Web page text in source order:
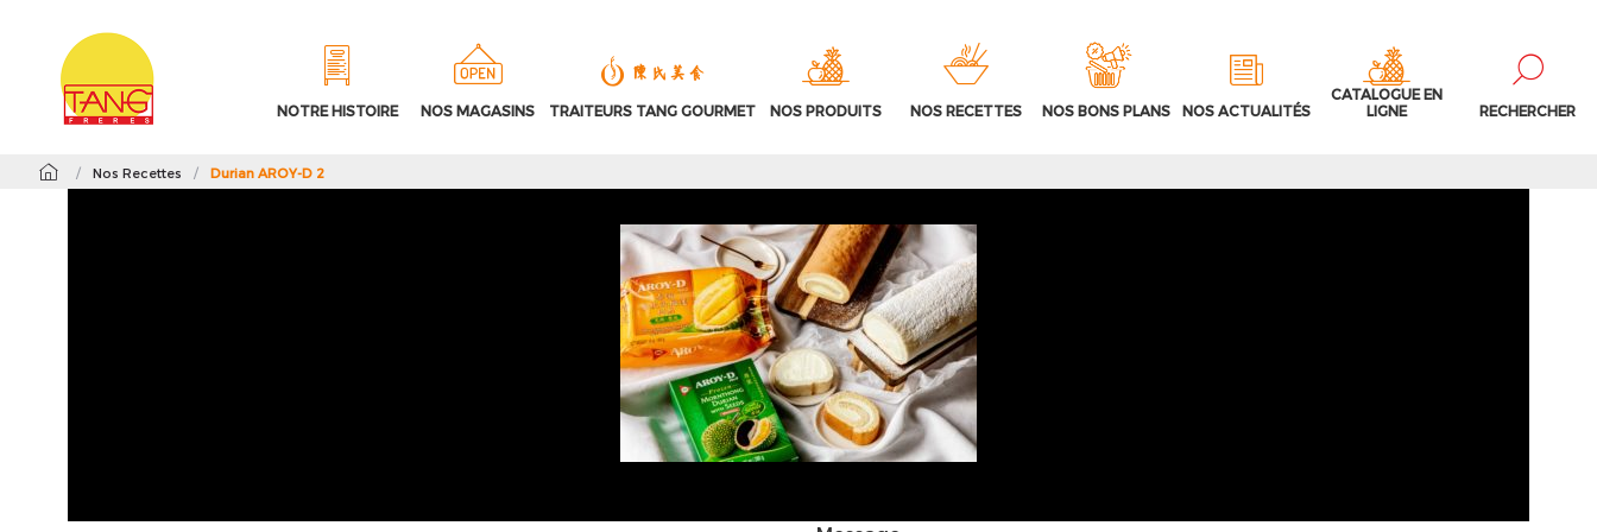
NOTRE HISTOIRE NOS MAGASINS TRAITEURS TANG GOURMET NOS PRODUITS NOS RECETTES NOS BONS PLANS NOS ACTUALITÉS
CATALOGUE EN
LIGNE
RECHERCHER
/ Nos Recettes / Durian AROY-D 2